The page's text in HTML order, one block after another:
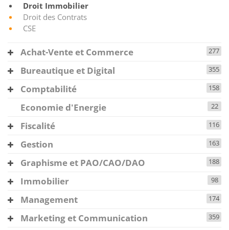
Droit Immobilier
Droit des Contrats
CSE
Achat-Vente et Commerce 277
Bureautique et Digital 355
Comptabilité 158
Economie d'Energie 22
Fiscalité 116
Gestion 163
Graphisme et PAO/CAO/DAO 188
Immobilier 98
Management 174
Marketing et Communication 359